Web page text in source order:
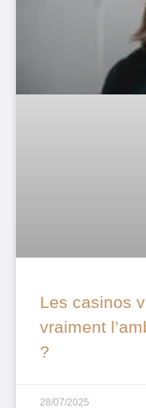
Les casinos
vraiment
?
28/07/2025